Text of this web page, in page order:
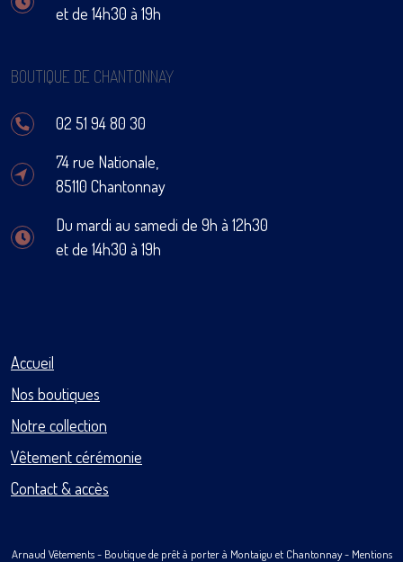
et de 14h30 à 19h
BOUTIQUE DE CHANTONNAY
02 51 94 80 30
74 rue Nationale,
85110 Chantonnay
Du mardi au samedi de 9h à 12h30
et de 14h30 à 19h
Accueil
Nos boutiques
Notre collection
Vêtement cérémonie
Contact & accès
Arnaud Vêtements- Boutique de prêt à porter à Montaigu et Chantonnay - Mentions